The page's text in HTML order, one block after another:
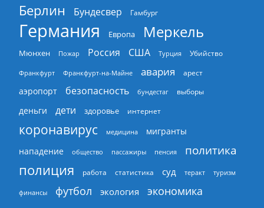
Берлин
Бундесвер Гамбург
Германия Европа Меркель
Мюнхен Пожар Россия США Турция Убийство
Франкфурт Франкфурт-на-Майне авария арест
аэропорт безопасность бундестаг выборы
деньги дети здоровье интернет
коронавирус медицина
мигранты
нападение
общество пассажиры пенсия политика
полиция работа статистика суд теракт туризм
финансы футбол экология экономика